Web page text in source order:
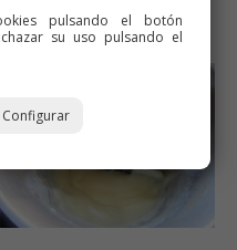
pulsando el botón
su uso pulsando el
Configurar